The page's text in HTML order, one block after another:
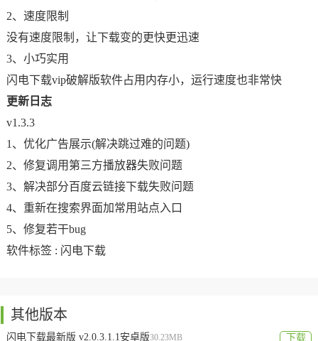
2、速度限制
没有速度限制，让下载变的更快更迅速
3、小巧实用
闪电下载vip破解版软件占用内存小，运行速度也非常快
更新日志
v1.3.3
1、优化广告展示(解决跳过难的问题)
2、修复调用第三方播放器失败问题
3、解决部分百度云链接下载失败问题
4、重新在搜索界面加常用站点入口
5、修复若干bug
软件标签 : 闪电下载
其他版本
闪电下载最新版 v2.0.3.1.1安卓版30.23MB 下载